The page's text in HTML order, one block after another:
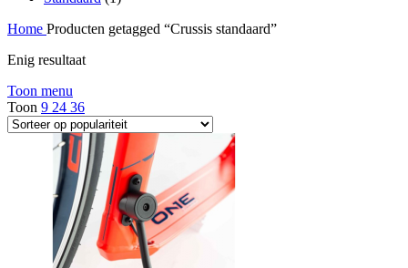
Home Producten getagged “Crussis standaard”
Enig resultaat
Toon menu
Toon 9 24 36